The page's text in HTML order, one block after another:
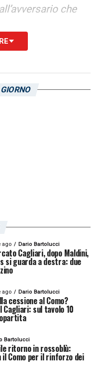
che
TOP NEWS
ago Dario Bartolucci
Cagliari, dopo Maldini,
si guarda a destra: due
ago Dario Bartolucci
cessione al Como?
sul tavolo 10
Bartolucci
ritorno in rossoblù:
Como per il rinforzo dei